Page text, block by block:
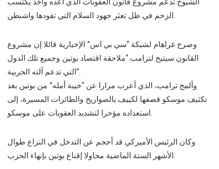
الزخم في ظل تعثر جهود السلام التي تقودها واشنطن.
وصرح غراهام لشبكة “سي بي اس” الإخبارية قائلا إن مشروع
القانون سيتيح لترامب “ملاحقة اقتصاد بوتين وجميع تلك الدول
التي تدعم آلته الحربية”.
وألمح ترامب، الذي أعرب مرارا عن “خيبة أمله” من بوتين بعد
تكثيف موسكو قصفها لكييف بالصواريخ والطائرات المسيرة، إلى
استعداده مؤخرا لتشديد العقوبات على موسكو.
وكان الرئيس الأميركي قد أحجم عن التدخل في النزاع طوال
الأشهر الستة الماضية محاولا إقناع بوتين بإنهاء الحرب.